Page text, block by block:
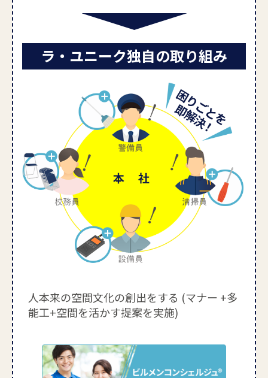
ラ・ユニーク独自の取り組み
人本来の空間文化の創出をする (マナー +多
能工+空間を活かす提案を実施)